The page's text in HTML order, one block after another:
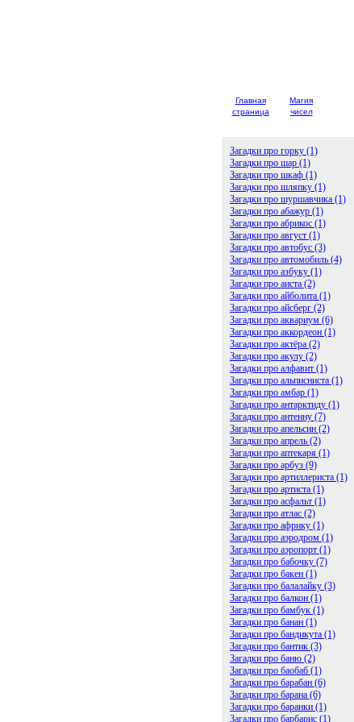
Главная
страница
Магия
чисел
Загадки про горку (1)
Загадки про шар (1)
Загадки про шкаф (1)
Загадки про шляпку (1)
Загадки про шуршавчика (1)
Загадки про абажур (1)
Загадки про абрикос (1)
Загадки про август (1)
Загадки про автобус (3)
Загадки про автомобиль (4)
Загадки про азбуку (1)
Загадки про аиста (2)
Загадки про айболита (1)
Загадки про айсберг (2)
Загадки про аквариум (6)
Загадки про аккордеон (1)
Загадки про актёра (2)
Загадки про акулу (2)
Загадки про алфавит (1)
Загадки про альписниста (1)
Загадки про амбар (1)
Загадки про антарктиду (1)
Загадки про антенну (7)
Загадки про апельсин (2)
Загадки про апрель (2)
Загадки про аптекаря (1)
Загадки про арбуз (9)
Загадки про артиллериста (1)
Загадки про артиста (1)
Загадки про асфальт (1)
Загадки про атлас (2)
Загадки про африку (1)
Загадки про аэродром (1)
Загадки про аэропорт (1)
Загадки про бабочку (7)
Загадки про бакен (1)
Загадки про балалайку (3)
Загадки про балкон (1)
Загадки про бамбук (1)
Загадки про банан (1)
Загадки про бандикута (1)
Загадки про бантик (3)
Загадки про баню (2)
Загадки про баобаб (1)
Загадки про барабан (6)
Загадки про барана (6)
Загадки про баранки (1)
Загадки про барбарис (1)